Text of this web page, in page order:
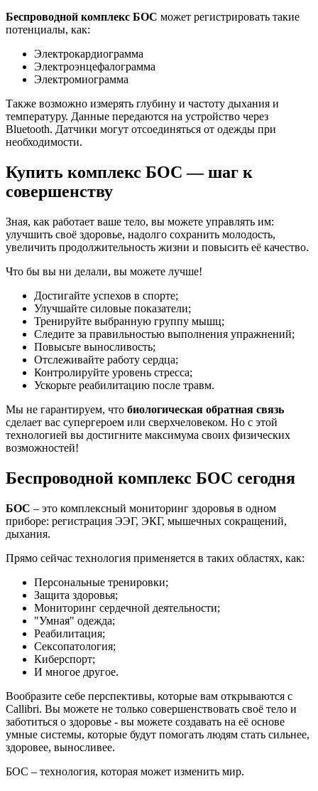
Беспроводной комплекс БОС может регистрировать такие
потенциалы, как:
Электрокардиограмма
Электроэнцефалограмма
Электромиограмма
Также возможно измерять глубину и частоту дыхания и
температуру. Данные передаются на устройство через
Bluetooth. Датчики могут отсоединяться от одежды при
необходимости.
Купить комплекс БОС — шаг к
совершенству
Зная, как работает ваше тело, вы можете управлять им:
улучшить своё здоровье, надолго сохранить молодость,
увеличить продолжительность жизни и повысить её качество.
Что бы вы ни делали, вы можете лучше!
Достигайте успехов в спорте;
Улучшайте силовые показатели;
Тренируйте выбранную группу мышц;
Следите за правильностью выполнения упражнений;
Повысьте выносливость;
Отслеживайте работу сердца;
Контролируйте уровень стресса;
Ускорьте реабилитацию после травм.
Мы не гарантируем, что биологическая обратная связь
сделает вас супергероем или сверхчеловеком. Но с этой
технологией вы достигните максимума своих физических
возможностей!
Беспроводной комплекс БОС сегодня
БОС – это комплексный мониторинг здоровья в одном
приборе: регистрация ЭЭГ, ЭКГ, мышечных сокращений,
дыхания.
Прямо сейчас технология применяется в таких областях, как:
Персональные тренировки;
Защита здоровья;
Мониторинг сердечной деятельности;
"Умная" одежда;
Реабилитация;
Сексопатология;
Киберспорт;
И многое другое.
Вообразите себе перспективы, которые вам открываются с
Callibri. Вы можете не только совершенствовать своё тело и
заботиться о здоровье - вы можете создавать на её основе
умные системы, которые будут помогать людям стать сильнее,
здоровее, выносливее.
БОС – технология, которая может изменить мир.